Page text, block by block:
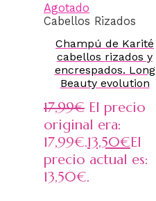
Agotado
Cabellos Rizados
Champú de Karité
cabellos rizados y
encrespados. Long
Beauty evolution
17,99€ El precio
original era:
17,99€.13,50€El
precio actual es:
13,50€.